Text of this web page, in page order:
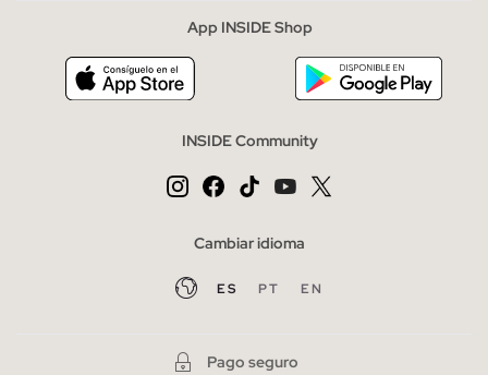
App INSIDE Shop
INSIDE Community
Cambiar idioma
ES PT EN
Pago seguro